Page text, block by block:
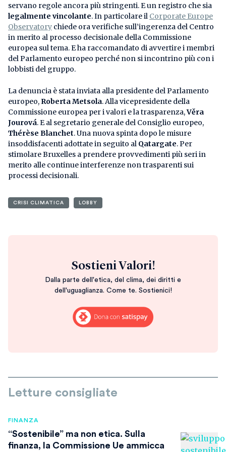
servano regole ancora più stringenti. E un registro che sia
legalmente vincolante. In particolare il Corporate Europe
Observatory chiede ora verifiche sull’ingerenza del Centro
in merito al processo decisionale della Commissione
europea sul tema. E ha raccomandato di avvertire i membri
del Parlamento europeo perché non si incontrino più con i
lobbisti del gruppo.
La denuncia è stata inviata alla presidente del Parlamento
europeo, Roberta Metsola. Alla vicepresidente della
Commissione europea per i valori e la trasparenza,Věra
Jourová. E al segretario generale del Consiglio europeo,
Thérèse Blanchet. Una nuova spinta dopo le misure
insoddisfacenti adottate in seguito al Qatargate. Per
stimolare Bruxelles a prendere provvedimenti più seri in
merito alle continue interferenze non trasparenti sui
processi decisionali.
CRISI CLIMATICA LOBBY
Sostieni Valori!
Dalla parte dell'etica, del clima, dei diritti e
dell'uguaglianza. Come te. Sostienici!
Letture consigliate
FINANZA
“Sostenibile” ma non etica. Sulla
finanza, la Commissione Ue ammicca